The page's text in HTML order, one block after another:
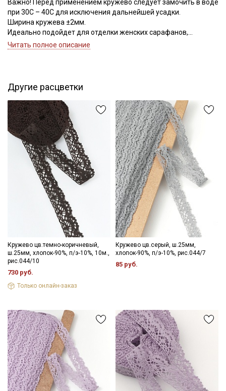
Важно! Перед применением кружево следует замочить в воде
при 30С – 40С для исключения дальнейшей усадки.
Ширина кружева ±2мм.
Идеально подойдет для отделки женских сарафанов,
платьев, юбок, рукавов.
Цветопередача может отличаться от оригинального цвета в
зависимости от настроек вашего монитора и в зависимости от
партии тон кружева может отличаться.
Читать полное описание
Другие расцветки
Кружево цв.темно-коричневый,
ш.25мм, хлопок-90%, п/э-10%, 10м.,
рис.044/10
730 руб.
Только онлайн-заказ
Кружево цв.серый, ш.25мм,
хлопок-90%, п/э-10%, рис.044/7
85 руб.